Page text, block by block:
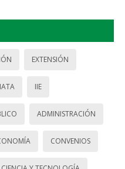
EXTENSIÓN
IIE
ADMINISTRACIÓN
CONVENIOS